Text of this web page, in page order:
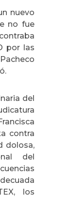
nuevo
no fue
por las
del
contra
dolosa,
del
los